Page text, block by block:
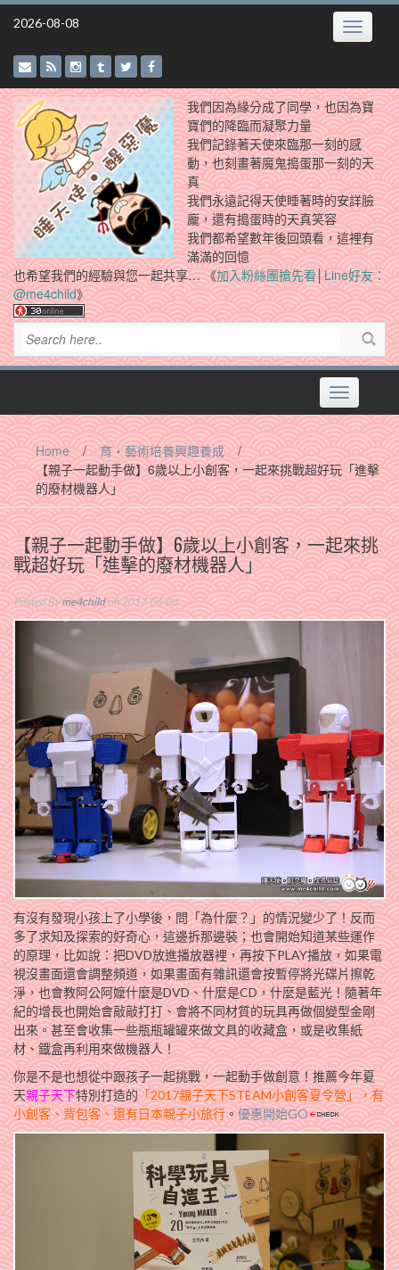
Skip
2026-08-08 Toggle
我們因為緣分成了同學，也因為寶
寶們的降臨而凝聚力量
我們記錄著天使來臨那一刻的感
動，也刻畫著魔鬼搗蛋那一刻的天
真
我們永遠記得天使睡著時的安詳臉
龐，還有搗蛋時的天真笑容
我們都希望數年後回頭看，這裡有
滿滿的回憶
也希望我們的經驗與您一起共享… 《加入粉絲團搶先看│Line好友：
@me4child》
Toggle
navigation
Home / 育‧藝術培養興趣養成
/
【親子一起動手做】6歲以上小創客，一起來挑戰超好玩「進擊
的廢材機器人」
【親子一起動手做】6歲以上小創客，一起來挑
戰超好玩「進擊的廢材機器人」
Posted Byme4childon 2017-06-06
有沒有發現小孩上了小學後，問「為什麼？」的情況變少了！反而
多了求知及探索的好奇心，這邊拆那邊裝；也會開始知道某些運作
的原理，比如說：把DVD放進播放器裡，再按下PLAY播放，如果電
視沒畫面還會調整頻道，如果畫面有雜訊還會按暫停將光碟片擦乾
淨，也會教阿公阿嬤什麼是DVD、什麼是CD，什麼是藍光！隨著年
紀的增長也開始會敲敲打打、會將不同材質的玩具再做個變型金剛
出來。甚至會收集一些瓶瓶罐罐來做文具的收藏盒，或是收集紙
材、鐡盒再利用來做機器人！
你是不是也想從中跟孩子一起挑戰，一起動手做創意！推薦今年夏
天親子天下特別打造的「2017親子天下STEAM小創客夏令營」，有
小創客、背包客、還有日本親子小旅行。優惠開始GO